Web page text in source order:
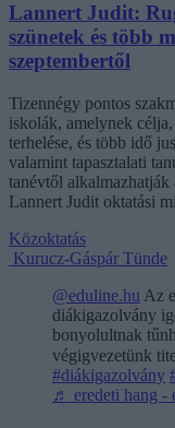
Lannert Judit:
szünetek és több
szeptembertől
Tizennégy pontos
iskolák, amelynek
terhelése, és több idő
valamint tapasztalati
tanévtől alkalmazhatják
Lannert Judit oktatási
Közoktatás
Kurucz-Gáspár Tünde
@eduline.hu Az
diákigazolvány
bonyolultnak
végigvezetünk
#diákigazolvány
♬ eredeti hang -